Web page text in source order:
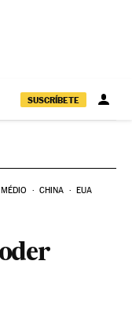
SUSCRÍBETE
CHINA EUA